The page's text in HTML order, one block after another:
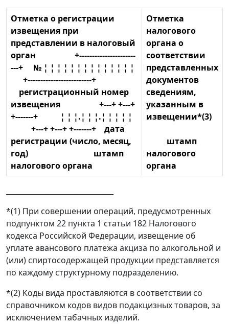
Отметка о регистрации
извещения при
представлении в налоговый
орган +----------------------
---+ № ¦ ¦ ¦ ¦ ¦ ¦ ¦ ¦ ¦ ¦ ¦ ¦ ¦ ¦
+-------------------------+
регистрационный номер
извещения +---+ +---+
+-------+ ¦ ¦ ¦.¦ ¦ ¦.¦ ¦ ¦ ¦ ¦
+---+ +---+ +-------+ дата
регистрации (число, месяц,
год) штамп
налогового органа
Отметка
налогового
органа о
соответствии
представленных
документов
сведениям,
указанным в
извещении*(3)
штамп
налогового
органа
*(1) При совершении операций, предусмотренных
подпунктом 22 пункта 1 статьи 182 Налогового
кодекса Российской Федерации, извещение об
уплате авансового платежа акциза по алкогольной и
(или) спиртосодержащей продукции представляется
по каждому структурному подразделению.
*(2) Коды вида проставляются в соответствии со
справочником кодов видов подакцизных товаров, за
исключением табачных изделий.